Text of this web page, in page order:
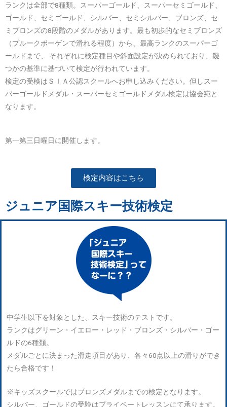
ランクは全部で8種類。スーパーゴールド、スーパーセミゴールド、
ゴールド、セミゴールド、シルバー、セミシルバー、ブロンズ、セ
ミブロンズの8段階のメダルがあります。最も初歩的なセミブロンズ
（プルークボーゲンで滑れる程度）から、最高ランクのスーパーゴ
ールドまで、 それぞれに検定種目や斜面設定が決められており、幾
つかの基準に基づいて検定が行われています。
検定の受検はＳＩＡ公認スクールへお申し込みください。但しスー
パーゴールドメダル・スーパーセミゴールドメダル検定は協会宛と
なります。
第一第三日曜日に開催します。
検定内容はこちら
ジュニア国際スキー技術検定
中学生以下を対象とした、スキー技術のテストです。
ランクはグリーン・イエロー・レッド・ブロンズ・シルバー・ゴー
ルドの6種類。
メダルごとに決まった滑走項目があり、各々60点以上の滑りができ
たら合格です！
※キッズスクールではブロンズメダルまでの検定となります。
シルバー、ゴールドの受験はプライベートレッスンにて承ります。